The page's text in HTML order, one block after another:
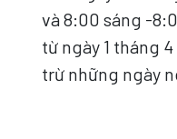
và 8:00 sáng -
từ ngày 1 tháng
trừ những ngày